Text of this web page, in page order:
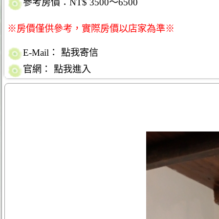
參考房價：NT$ 3500～6500
※房價僅供參考，實際房價以店家為準※
E-Mail：
點我寄信
官網：
點我進入